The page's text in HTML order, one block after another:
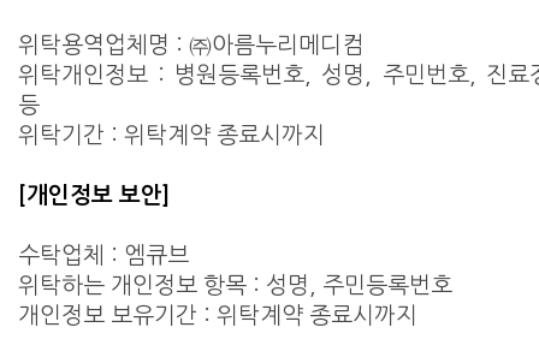
위탁용역업체명 : ㈜아름누리메디컴
위탁개인정보 : 병원등록번호, 성명, 주민번호, 진료
등
위탁기간 : 위탁계약 종료시까지
[개인정보 보안]
수탁업체 : 엠큐브
위탁하는 개인정보 항목 : 성명, 주민등록번호
개인정보 보유기간 : 위탁계약 종료시까지